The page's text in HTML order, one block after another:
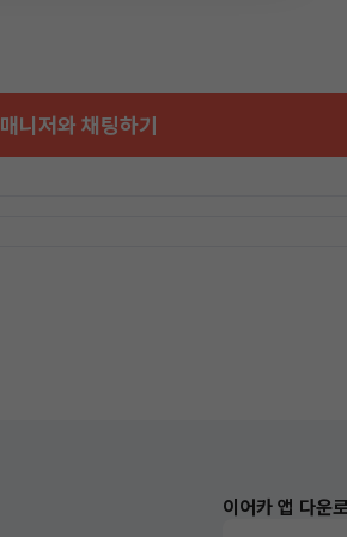
매니저와 채팅하기
이어카 앱 다운